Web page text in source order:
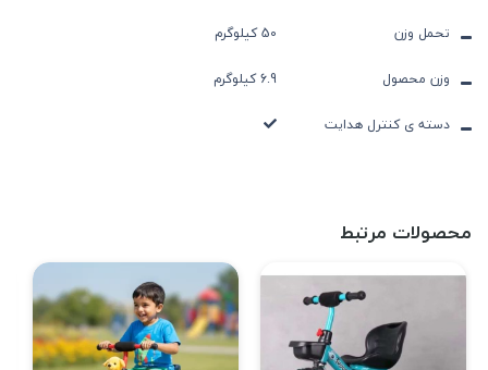
تحمل وزن
50 کیلوگرم
وزن محصول
6.9 کیلوگرم
دسته ی کنترل هدایت
محصولات مرتبط